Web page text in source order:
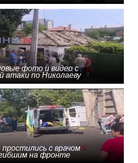
фото и видео с
атаки по Николаеву
с врачом
на фронте